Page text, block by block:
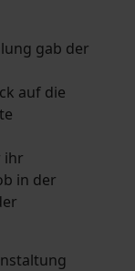
gab der
auf die
ihr
in der